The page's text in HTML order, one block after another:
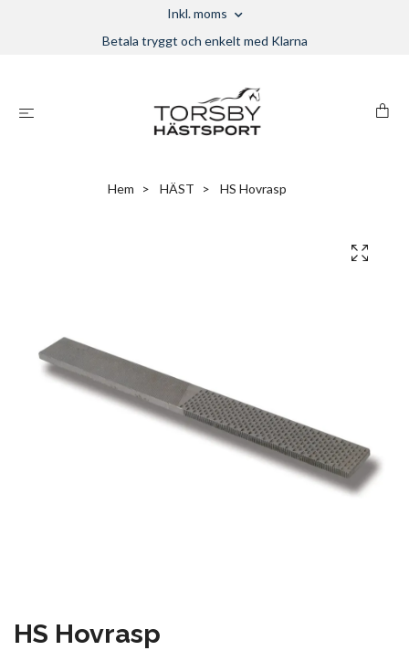
Inkl. moms
Betala tryggt och enkelt med Klarna
Hem HÄST HS Hovrasp
HS Hovrasp